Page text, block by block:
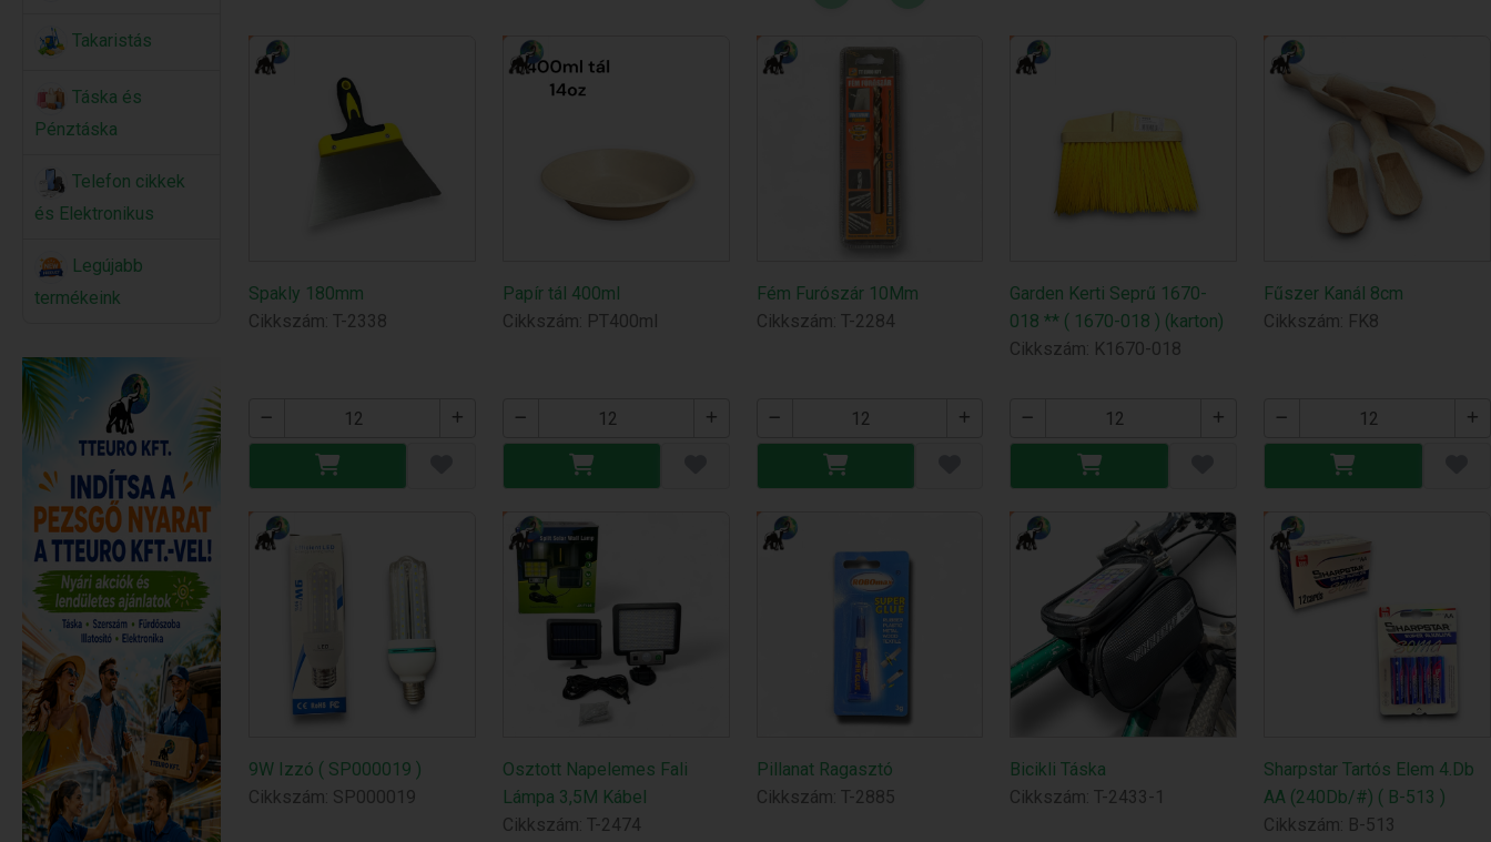
Takaristás
Táska és
Pénztáska
Telefon cikkek
és Elektronikus
Legújabb
termékeink
Spakly 180mm
Cikkszám: T-2338
Papír tál 400ml
Cikkszám: PT400ml
Fém Furószár 10Mm
Cikkszám: T-2284
Garden Kerti Seprű 1670-
018 ** ( 1670-018 ) (karton)
Cikkszám: K1670-018
Fűszer Kanál 8cm
Cikkszám: FK8
9W Izzó ( SP000019 )
Cikkszám: SP000019
Osztott Napelemes Fali
Lámpa 3,5M Kábel
Cikkszám: T-2474
Pillanat Ragasztó
Cikkszám: T-2885
Bicikli Táska
Cikkszám: T-2433-1
Sharpstar Tartós Elem 4.Db
AA (240Db/#) ( B-513 )
Cikkszám: B-513